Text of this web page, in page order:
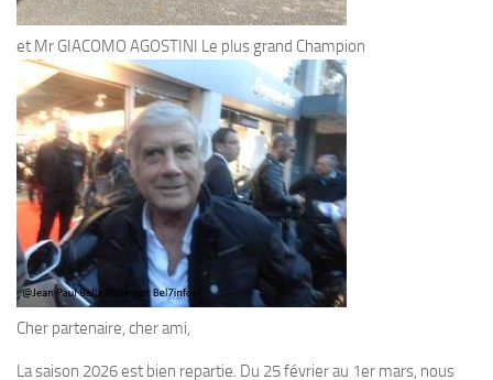
et Mr GIACOMO AGOSTINI Le plus grand Champion
Cher partenaire, cher ami,
La saison 2026 est bien repartie. Du 25 février au 1er mars, nous